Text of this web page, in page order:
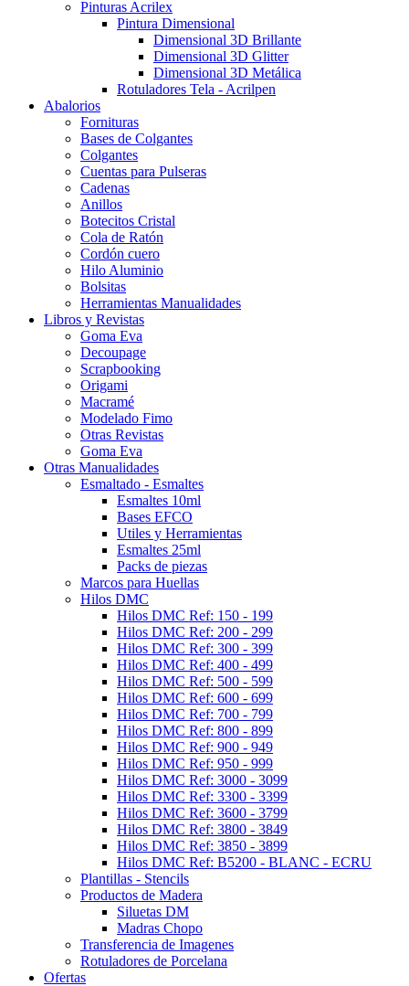
Pinturas Acrilex
Pintura Dimensional
Dimensional 3D Brillante
Dimensional 3D Glitter
Dimensional 3D Metálica
Rotuladores Tela - Acrilpen
Abalorios
Fornituras
Bases de Colgantes
Colgantes
Cuentas para Pulseras
Cadenas
Anillos
Botecitos Cristal
Cola de Ratón
Cordón cuero
Hilo Aluminio
Bolsitas
Herramientas Manualidades
Libros y Revistas
Goma Eva
Decoupage
Scrapbooking
Origami
Macramé
Modelado Fimo
Otras Revistas
Goma Eva
Otras Manualidades
Esmaltado - Esmaltes
Esmaltes 10ml
Bases EFCO
Utiles y Herramientas
Esmaltes 25ml
Packs de piezas
Marcos para Huellas
Hilos DMC
Hilos DMC Ref: 150 - 199
Hilos DMC Ref: 200 - 299
Hilos DMC Ref: 300 - 399
Hilos DMC Ref: 400 - 499
Hilos DMC Ref: 500 - 599
Hilos DMC Ref: 600 - 699
Hilos DMC Ref: 700 - 799
Hilos DMC Ref: 800 - 899
Hilos DMC Ref: 900 - 949
Hilos DMC Ref: 950 - 999
Hilos DMC Ref: 3000 - 3099
Hilos DMC Ref: 3300 - 3399
Hilos DMC Ref: 3600 - 3799
Hilos DMC Ref: 3800 - 3849
Hilos DMC Ref: 3850 - 3899
Hilos DMC Ref: B5200 - BLANC - ECRU
Plantillas - Stencils
Productos de Madera
Siluetas DM
Madras Chopo
Transferencia de Imagenes
Rotuladores de Porcelana
Ofertas